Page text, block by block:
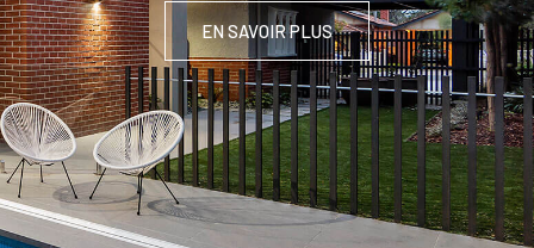
EN SAVOIR PLUS